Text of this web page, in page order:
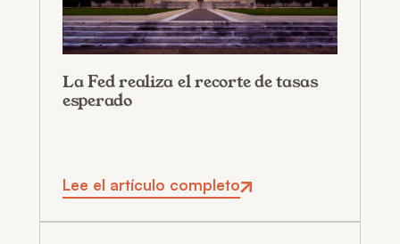
La Fed realiza el recorte de tasas
esperado
Lee el artículo completo